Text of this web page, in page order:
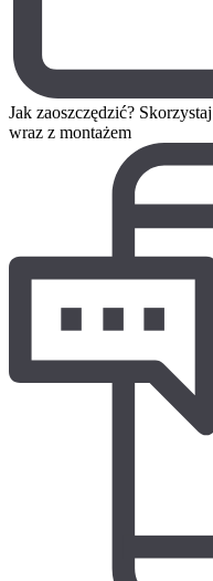
Jak zaoszczędzić?
wraz z montażem